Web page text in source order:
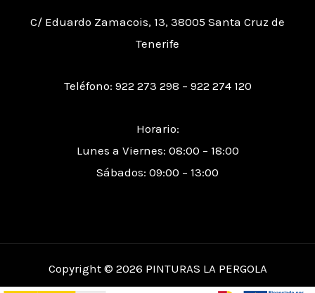
C/ Eduardo Zamacois, 13, 38005 Santa Cruz de
Tenerife
Teléfono: 922 273 298 – 922 274 120
Horario:
Lunes a Viernes: 08:00 – 18:00
Sábados: 09:00 – 13:00
Copyright © 2026 PINTURAS LA PERGOLA